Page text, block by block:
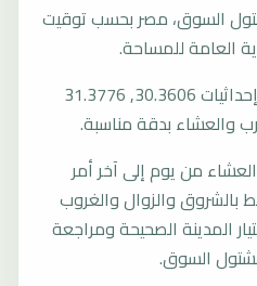
السوق، مصر بحسب توقيت
المرجع العام للمدينة يستخدم إحداثيات 30.3606, 31.3776
والعشاء بدقة مناسبة.
من يوم إلى آخر أمر
بالشروق والزوال والغروب
المدينة الصحيحة ومراجعة
السوق.